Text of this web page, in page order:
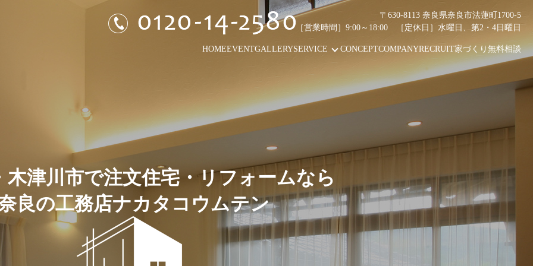
HOMEEVENTGALLERYSERVICE CONCEPTCOMPANYRECRUIT家づくり無料相談
〒630-8113 奈良県奈良市法蓮町1700-5
［営業時間］9:00～18:00 ［定休日］水曜日、第2・4日曜日
木津川市で注文住宅・リフォームなら
良の工務店ナカタコウムテン